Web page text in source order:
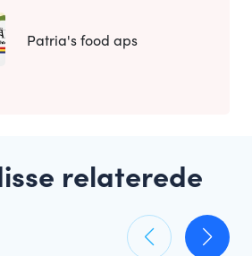
Patria's food aps
relaterede